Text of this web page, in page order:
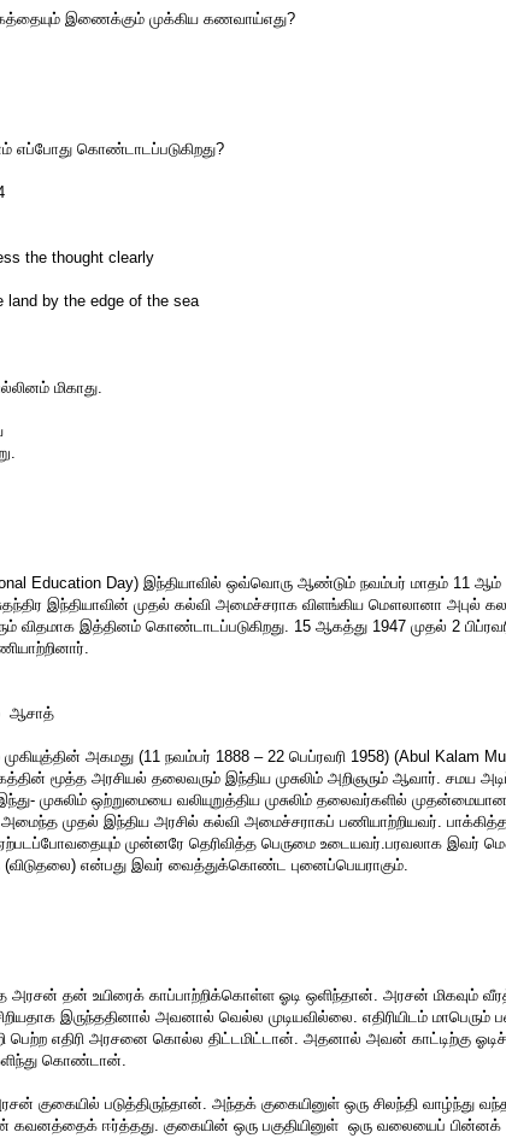
இணைக்கும் முக்கிய கணவாய்எது?
எப்போது கொண்டாடப்படுகிறது?
the thought clearly
land by the edge of the sea
மிகாது.
Education Day) இந்தியாவில் ஒவ்வொரு ஆண்டும் நவம்பர் மாதம் 11 ஆம்
இந்தியாவின் முதல் கல்வி அமைச்சராக விளங்கிய மௌலானா அபுல்
விதமாக இத்தினம் கொண்டாடப்படுகிறது. 15 ஆகத்து 1947 முதல் 2
ஆசாத்
அகமது (11 நவம்பர் 1888 – 22 பெப்ரவரி 1958) (Abul Kalam
மூத்த அரசியல் தலைவரும் இந்திய முசுலிம் அறிஞரும் ஆவார். சமய
முசுலிம் ஒற்றுமையை வலியுறுத்திய முசுலிம் தலைவர்களில்
அமைந்த முதல் இந்திய அரசில் கல்வி அமைச்சராகப் பணியாற்றியவர்.
முன்னரே தெரிவித்த பெருமை உடையவர்.பரவலாக
(விடுதலை) என்பது இவர் வைத்துக்கொண்ட புனைப்பெயராகும்.
தன் உயிரைக் காப்பாற்றிக்கொள்ள ஓடி ஒளிந்தான். அரசன் மிகவும்
இருந்ததினால் அவனால் வெல்ல முடியவில்லை. எதிரியிடம் மாபெரும்
பெற்ற எதிரி அரசனை கொல்ல திட்டமிட்டான். அதனால் அவன் காட்டிற்கு
கொண்டான்.
குகையில் படுத்திருந்தான். அந்தக் குகையினுள் ஒரு சிலந்தி வாழ்ந்து
கவனத்தைக் ஈர்த்தது. குகையின் ஒரு பகுதியினுள் ஒரு வலையைப் பின்னக்